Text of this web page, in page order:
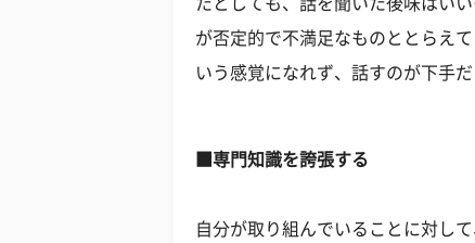
が否定的で不満足なものととらえ
いう感覚になれず、話すのが下手
■専門知識を誇張する
自分が取り組んでいることに対し